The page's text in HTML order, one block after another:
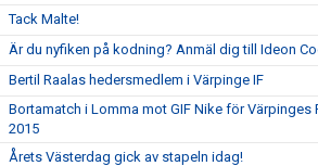
Tack Malte!
Är du nyfiken på kodning? Anmäl dig till Ideon
Bertil Raalas hedersmedlem i Värpinge IF
Bortamatch i Lomma mot GIF Nike för Värpinges
2015
Årets Västerdag gick av stapeln idag!